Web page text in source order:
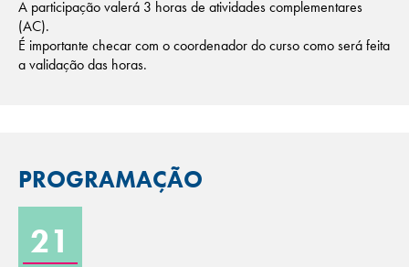
A participação valerá 3 horas de atividades complementares
(AC).
É importante checar com o coordenador do curso como será feita
a validação das horas.
PROGRAMAÇÃO
21